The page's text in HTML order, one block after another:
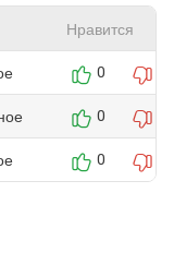
Нравится
0
0
0